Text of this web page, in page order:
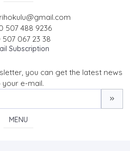
507 488 9236
067 23 38
Subscription
you can get the latest news
your e-mail.
MENU